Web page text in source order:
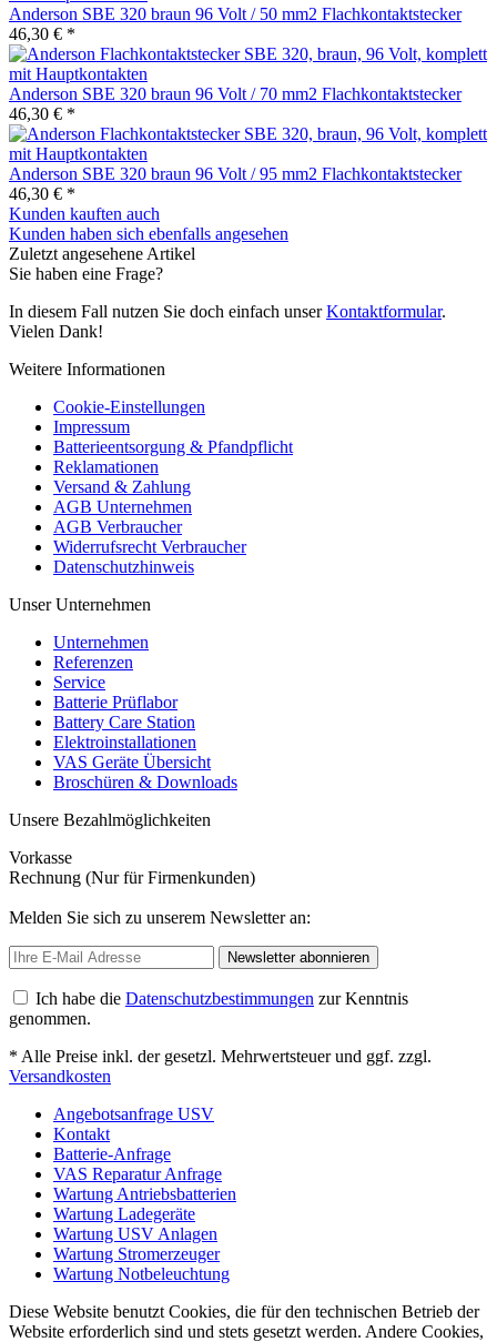
Anderson SBE 320 braun 96 Volt / 50 mm2 Flachkontaktstecker
46,30 € *
Anderson SBE 320 braun 96 Volt / 70 mm2 Flachkontaktstecker
46,30 € *
Anderson SBE 320 braun 96 Volt / 95 mm2 Flachkontaktstecker
46,30 € *
Kunden kauften auch
Kunden haben sich ebenfalls angesehen
Zuletzt angesehene Artikel
Sie haben eine Frage?
In diesem Fall nutzen Sie doch einfach unserKontaktformular.
Vielen Dank!
Weitere Informationen
Cookie-Einstellungen
Impressum
Batterieentsorgung & Pfandpflicht
Reklamationen
Versand & Zahlung
AGB Unternehmen
AGB Verbraucher
Widerrufsrecht Verbraucher
Datenschutzhinweis
Unser Unternehmen
Unternehmen
Referenzen
Service
Batterie Prüflabor
Battery Care Station
Elektroinstallationen
VAS Geräte Übersicht
Broschüren & Downloads
Unsere Bezahlmöglichkeiten
Vorkasse
Rechnung (Nur für Firmenkunden)
Melden Sie sich zu unserem Newsletter an:
Newsletter abonnieren
Ich habe die Datenschutzbestimmungen zur Kenntnis
genommen.
* Alle Preise inkl. der gesetzl. Mehrwertsteuer und ggf. zzgl.
Versandkosten
Angebotsanfrage USV
Kontakt
Batterie-Anfrage
VAS Reparatur Anfrage
Wartung Antriebsbatterien
Wartung Ladegeräte
Wartung USV Anlagen
Wartung Stromerzeuger
Wartung Notbeleuchtung
Diese Website benutzt Cookies, die für den technischen Betrieb der
Website erforderlich sind und stets gesetzt werden. Andere Cookies,